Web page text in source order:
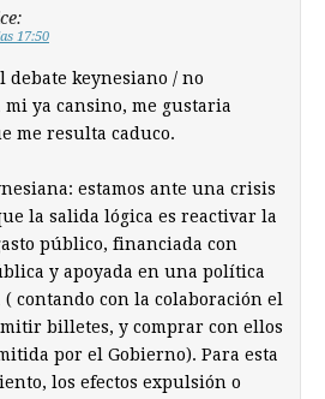
17:50
debate keynesiano / no
mi ya cansino, me gustaria
me resulta caduco.
estamos ante una crisis
la salida lógica es reactivar la
público, financiada con
y apoyada en una política
contando con la colaboración el
billetes, y comprar con ellos
por el Gobierno). Para esta
los efectos expulsión o